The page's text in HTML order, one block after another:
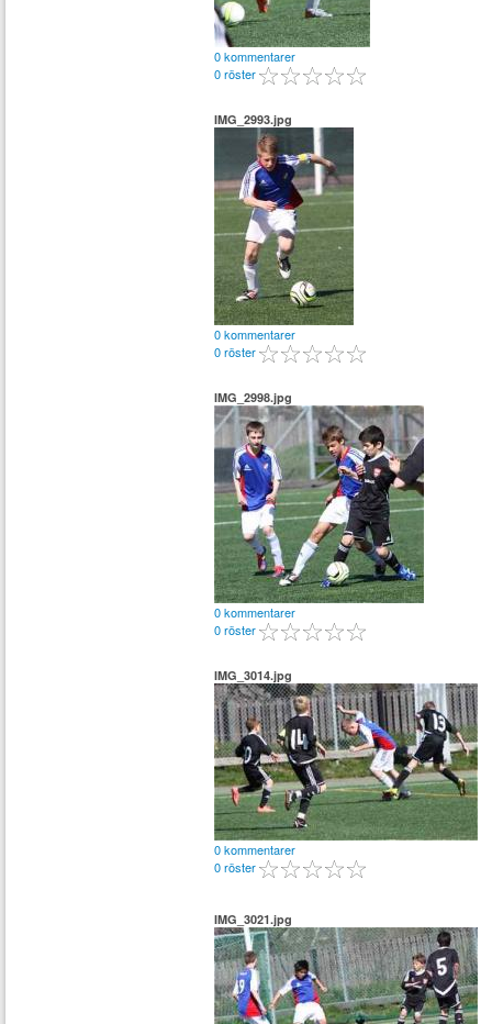
0 kommentarer
0 röster
IMG_2993.jpg
0 kommentarer
0 röster
IMG_2998.jpg
0 kommentarer
0 röster
IMG_3014.jpg
0 kommentarer
0 röster
IMG_3021.jpg